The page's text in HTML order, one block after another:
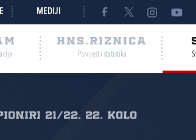
MEDIJI
HNS.RIZNICA
Povijest i statistika
Pioniri 21/22, 22. kolo